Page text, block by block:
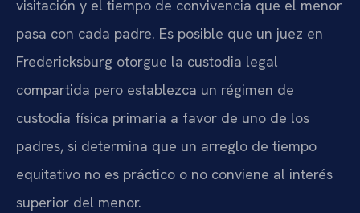
visitación y el tiempo de convivencia que el menor
pasa con cada padre. Es posible que un juez en
Fredericksburg otorgue la custodia legal
compartida pero establezca un régimen de
custodia física primaria a favor de uno de los
padres, si determina que un arreglo de tiempo
equitativo no es práctico o no conviene al interés
superior del menor.